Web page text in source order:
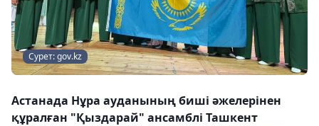
Сурет: gov.kz
Астанада Нұра ауданының биші әжелерінен
құралған "Қыздарай" ансамблі Ташкент